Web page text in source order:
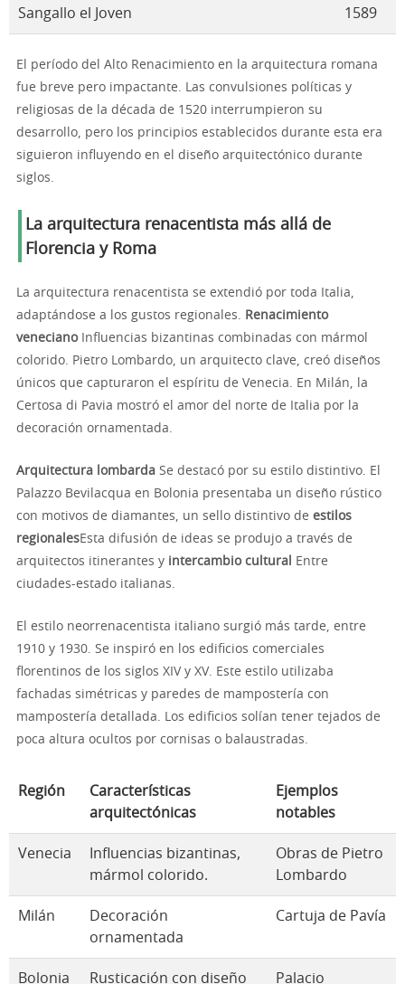
Sangallo el Joven
1589
El período del Alto Renacimiento en la arquitectura romana
fue breve pero impactante. Las convulsiones políticas y
religiosas de la década de 1520 interrumpieron su
desarrollo, pero los principios establecidos durante esta era
siguieron influyendo en el diseño arquitectónico durante
siglos.
La arquitectura renacentista más allá de
Florencia y Roma
La arquitectura renacentista se extendió por toda Italia,
adaptándose a los gustos regionales. Renacimiento
venecianoInfluencias bizantinas combinadas con mármol
colorido. Pietro Lombardo, un arquitecto clave, creó diseños
únicos que capturaron el espíritu de Venecia. En Milán, la
Certosa di Pavia mostró el amor del norte de Italia por la
decoración ornamentada.
Arquitectura lombarda Se destacó por su estilo distintivo. El
Palazzo Bevilacqua en Bolonia presentaba un diseño rústico
con motivos de diamantes, un sello distintivo de estilos
regionalesEsta difusión de ideas se produjo a través de
arquitectos itinerantes y intercambio cultural
Entre
ciudades-estado italianas.
El estilo neorrenacentista italiano surgió más tarde, entre
1910 y 1930. Se inspiró en los edificios comerciales
florentinos de los siglos XIV y XV. Este estilo utilizaba
fachadas simétricas y paredes de mampostería con
mampostería detallada. Los edificios solían tener tejados de
poca altura ocultos por cornisas o balaustradas.
Región
Características
arquitectónicas
Ejemplos
notables
Venecia
Influencias bizantinas,
mármol colorido.
Obras de Pietro
Lombardo
Milán
Decoración
ornamentada
Cartuja de Pavía
Bolonia Rusticación con diseño Palacio